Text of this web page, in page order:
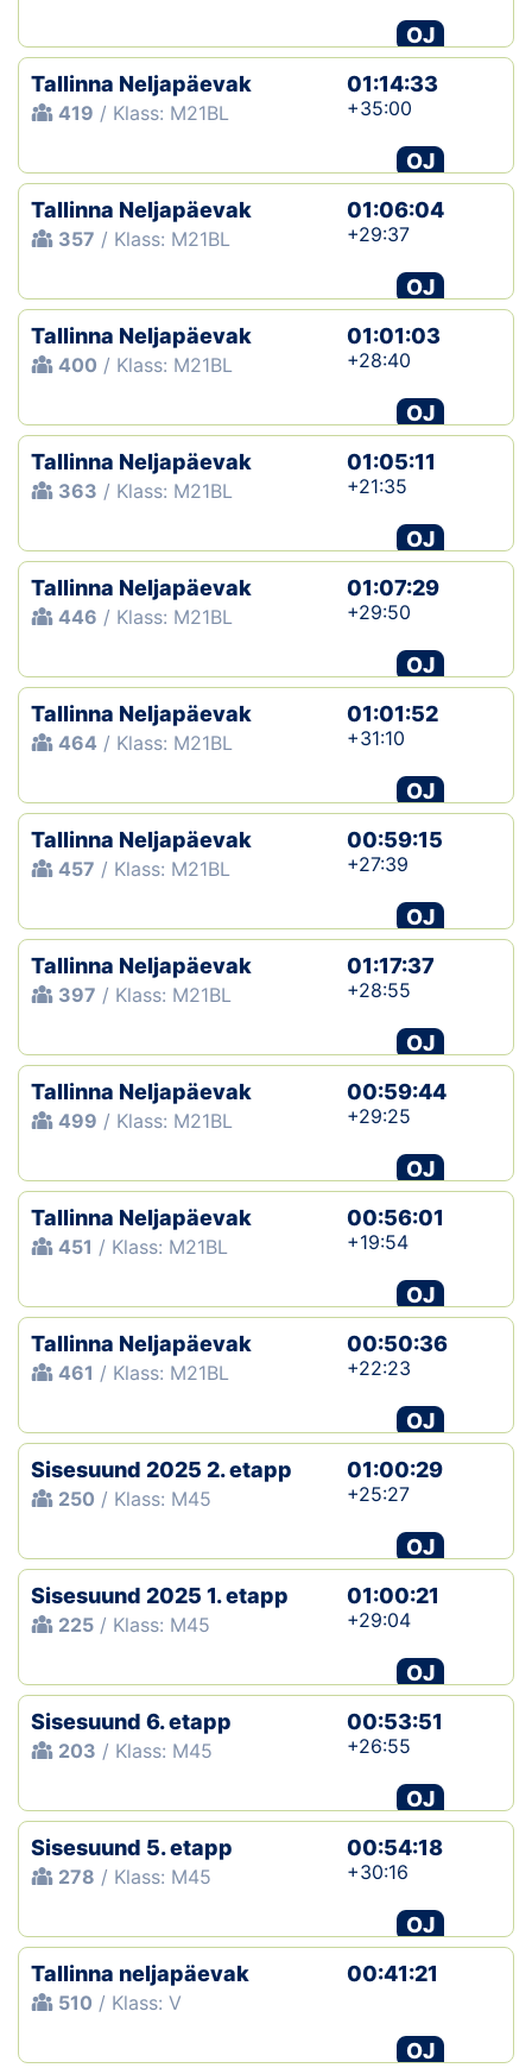
OJ
Tallinna Neljapäevak
419 / Klass: M21BL
01:14:33
+35:00
OJ
Tallinna Neljapäevak
357 / Klass: M21BL
01:06:04
+29:37
OJ
Tallinna Neljapäevak
400 / Klass: M21BL
01:01:03
+28:40
OJ
Tallinna Neljapäevak
363 / Klass: M21BL
01:05:11
+21:35
OJ
Tallinna Neljapäevak
446 / Klass: M21BL
01:07:29
+29:50
OJ
Tallinna Neljapäevak
464 / Klass: M21BL
01:01:52
+31:10
OJ
Tallinna Neljapäevak
457 / Klass: M21BL
00:59:15
+27:39
OJ
Tallinna Neljapäevak
397 / Klass: M21BL
01:17:37
+28:55
OJ
Tallinna Neljapäevak
499 / Klass: M21BL
00:59:44
+29:25
OJ
Tallinna Neljapäevak
451 / Klass: M21BL
00:56:01
+19:54
OJ
Tallinna Neljapäevak
461 / Klass: M21BL
00:50:36
+22:23
OJ
Sisesuund 2025 2. etapp
250 / Klass: M45
01:00:29
+25:27
OJ
Sisesuund 2025 1. etapp
225 / Klass: M45
01:00:21
+29:04
OJ
Sisesuund 6. etapp
203 / Klass: M45
00:53:51
+26:55
OJ
Sisesuund 5. etapp
278 / Klass: M45
00:54:18
+30:16
OJ
Tallinna neljapäevak
510 / Klass: V
00:41:21
OJ